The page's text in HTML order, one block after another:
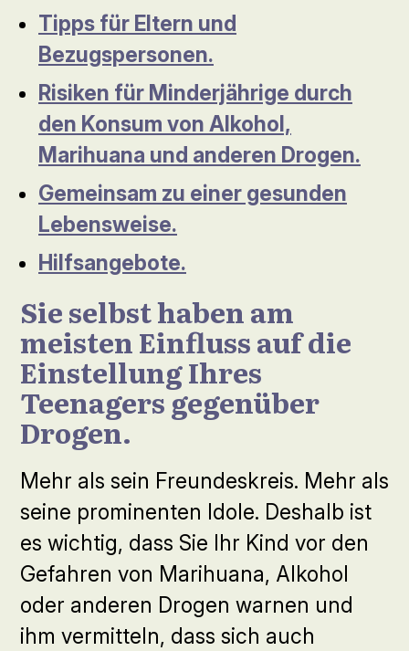
Tipps für Eltern und
Bezugspersonen.
Risiken für Minderjährige durch
den Konsum von Alkohol,
Marihuana und anderen Drogen.
Gemeinsam zu einer gesunden
Lebensweise.
Hilfsangebote.
Sie selbst haben am
meisten Einfluss auf die
Einstellung Ihres
Teenagers gegenüber
Drogen.
Mehr als sein Freundeskreis. Mehr als
seine prominenten Idole. Deshalb ist
es wichtig, dass Sie Ihr Kind vor den
Gefahren von Marihuana, Alkohol
oder anderen Drogen warnen und
ihm vermitteln, dass sich auch